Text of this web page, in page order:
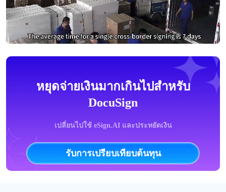
หยุดจ่ายเงินมากเกินไปสำหรับ
DocuSign
เปลี่ยนไปใช้ eSign.AI และประหยัดเงิน
รับการเปรียบเทียบต้นทุน